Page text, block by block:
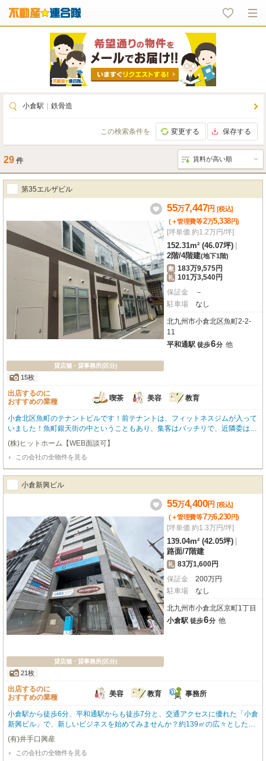
小倉駅 鉄骨造
この検索条件を 変更する 保存する
29 件
第35エルザビル
貸店舗・貸事務所(区分)
15枚
55万7,447円 [税込]
(＋管理費等2万5,338円)
[坪単価 約1.2万円/坪]
152.31m² (46.07坪)
2階/4階建(地下1階)
敷 183万9,575円
礼 101万3,540円
保証金
－
駐車場
なし
北九州市小倉北区魚町2-2-
11
平和通駅 徒歩6分 他
出店するのに
おすすめの業種
喫茶 美容 教育
小倉北区魚町のテナントビルです！前テナントは、フィットネスジムが入って
いました！魚町銀天街の中ということもあり、集客はバッチリで、近隣委はコ
インパーキングが多数点在しています！業種等、まずはお気軽に相談くださ
い！
(株)ヒットホーム【WEB面談可】
この会社の全物件を見る
小倉新興ビル
貸店舗・貸事務所(区分)
21枚
55万4,400円 [税込]
(＋管理費等7万6,230円)
[坪単価 約1.3万円/坪]
139.04m² (42.05坪)
路面/7階建
礼 83万1,600円
保証金
200万円
駐車場
なし
北九州市小倉北区京町1丁目
小倉駅 徒歩6分 他
出店するのに
おすすめの業種
美容 教育 事務所
小倉駅から徒歩6分、平和通駅からも徒歩7分と、交通アクセスに優れた「小倉
新興ビル」で、新しいビジネスを始めてみませんか？約139㎡の広々とした1
階路面店は、美容・健康・介護、教育・スクール、事務所など、幅広い業種に
おすすめです。未使用の綺麗な空間なので、すぐにでも事業をスタートできま
すよ。エアコンや照明器具はもちろん、エレベーター、男女別トイレ、24時間
(有)井手口興産
この会社の全物件を見る